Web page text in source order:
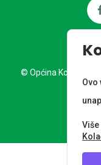
© Općina Kotoriba.
Ovo